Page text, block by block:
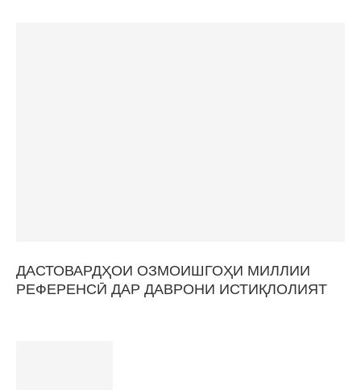
ДАСТОВАРДҲОИ ОЗМОИШГОҲИ МИЛЛИИ
РЕФЕРЕНСӢ ДАР ДАВРОНИ ИСТИҚЛОЛИЯТ